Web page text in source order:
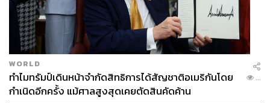
WORLD
ทำไมทรัมป์เดินหน้าจำกัดสิทธิการได้สัญชาติอเมริกันโดย
กำเนิดอีกครั้ง แม้ศาลสูงสุดเคยตัดสินคัดค้าน
...